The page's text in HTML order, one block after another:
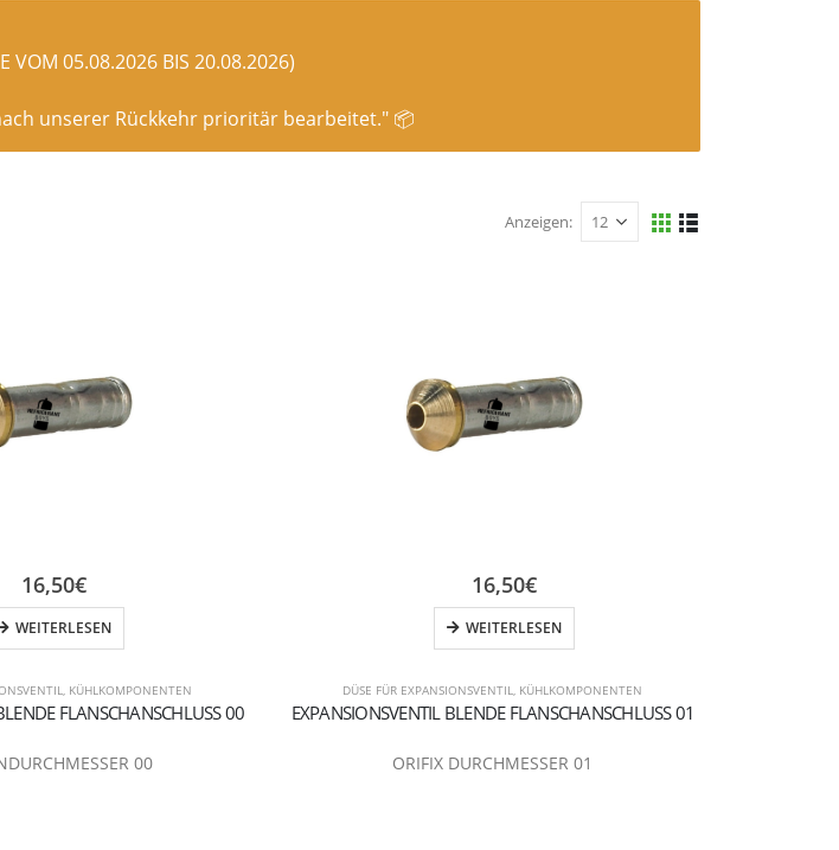
VOM 05.08.2026 BIS 20.08.2026)
unserer Rückkehr prioritär bearbeitet." 📦
Anzeigen:
KÜHLKOMPONENTEN
FLANSCHANSCHLUSS 00
00
16,50€
WEITERLESEN
DÜSE FÜR EXPANSIONSVENTIL KÜHLKOMPONENTEN
EXPANSIONSVENTIL BLENDE FLANSCHANSCHLUSS 01
ORIFIX DURCHMESSER 01
16,50€
WEITERLESEN